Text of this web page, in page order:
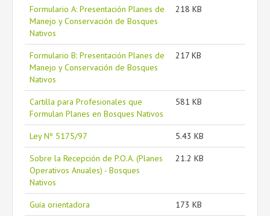
Formulario A: Presentación Planes de
Manejo y Conservación de Bosques
Nativos
218 KB
Formulario B: Presentación Planes de
Manejo y Conservación de Bosques
Nativos
217 KB
Cartilla para Profesionales que
Formulan Planes en Bosques Nativos
581 KB
Ley Nº 5175/97 5.43 KB
Sobre la Recepción de P.O.A. (Planes
Operativos Anuales) - Bosques
Nativos
21.2 KB
Guía orientadora 173 KB